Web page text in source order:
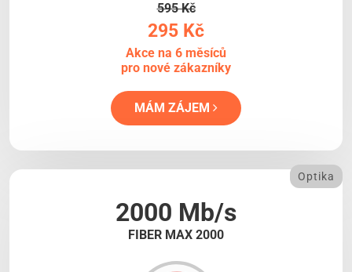
595 Kč
295 Kč
Akce na 6 měsíců
pro nové zákazníky
MÁM ZÁJEM
2000 Mb/s
FIBER MAX 2000
Optika